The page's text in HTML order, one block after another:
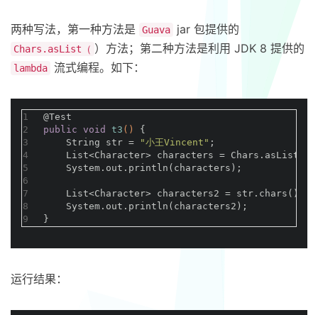
两种写法，第一种方法是 Guava jar 包提供的
Chars.asList（ ）方法；第二种方法是利用 JDK 8 提供的
lambda 流式编程。如下：
1
2
3
4
5
6
7
8
9
@Test
public void t3 ()
{
    String str =
"小王Vincent" ;
List<Character> characters =
    System.out.println(characters);
List<Character> characters2 =
    System.out.println(characters2);
}
运行结果：